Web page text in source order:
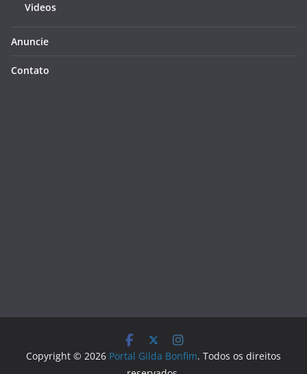
Videos
Anuncie
Contato
Copyright © 2026 Portal Gilda Bonfim. Todos os direitos